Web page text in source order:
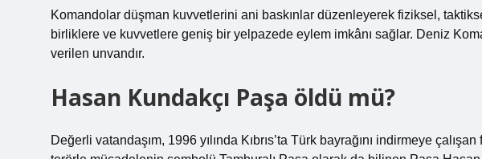
Komandolar düşman kuvvetlerini ani baskınlar düzenleyerek fiziksel,
birliklere ve kuvvetlere geniş bir yelpazede eylem imkânı sağlar. Deniz
verilen unvandır.
Hasan Kundakçı Paşa öldü mü?
Değerli vatandaşım, 1996 yılında Kıbrıs’ta Türk bayrağını indirmeye